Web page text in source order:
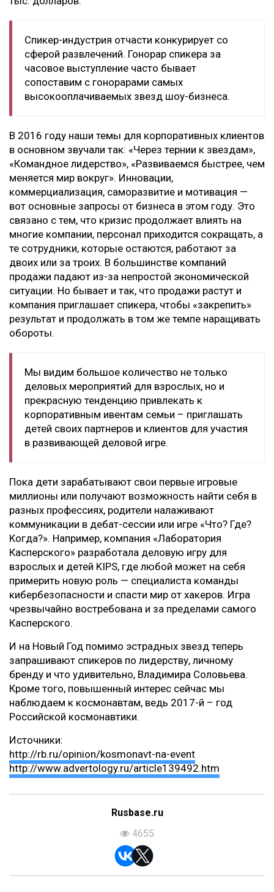
Спикер-индустрия отчасти конкурирует со
сферой развлечений. Гонорар спикера за
часовое выступление часто бывает
сопоставим с гонорарами самых
высокооплачиваемых звезд шоу-бизнеса.
В 2016 году наши темы для корпоративных клиентов
в основном звучали так: «Через тернии к звездам»,
«Командное лидерство», «Развиваемся быстрее, чем
меняется мир вокруг». Инновации,
коммерциализация, саморазвитие и мотивация —
вот основные запросы от бизнеса в этом году. Это
связано с тем, что кризис продолжает влиять на
многие компании, персонал приходится сокращать, а
те сотрудники, которые остаются, работают за
двоих или за троих. В большинстве компаний
продажи падают из-за непростой экономической
ситуации. Но бывает и так, что продажи растут и
компания приглашает спикера, чтобы «закрепить»
результат и продолжать в том же темпе наращивать
обороты.
Мы видим большое количество не только
деловых мероприятий для взрослых, но и
прекрасную тенденцию привлекать к
корпоративным ивентам семьи – приглашать
детей своих партнеров и клиентов для участия
в развивающей деловой игре.
Пока дети зарабатывают свои первые игровые
миллионы или получают возможность найти себя в
разных профессиях, родители налаживают
коммуникации в дебат-сессии или игре «Что? Где?
Когда?». Например, компания «Лаборатория
Касперского» разработала деловую игру для
взрослых и детей KIPS, где любой может на себя
примерить новую роль — специалиста команды
кибербезопасности и спасти мир от хакеров. Игра
чрезвычайно востребована и за пределами самого
Касперского.
И на Новый Год помимо эстрадных звезд теперь
запрашивают спикеров по лидерству, личному
бренду и что удивительно, Владимира Соловьева.
Кроме того, повышенный интерес сейчас мы
наблюдаем к космонавтам, ведь 2017-й – год
Российской космонавтики.
Источники:
http://rb.ru/opinion/kosmonavt-na-event
http://www.advertology.ru/article139492.htm
Rusbase.ru
4655